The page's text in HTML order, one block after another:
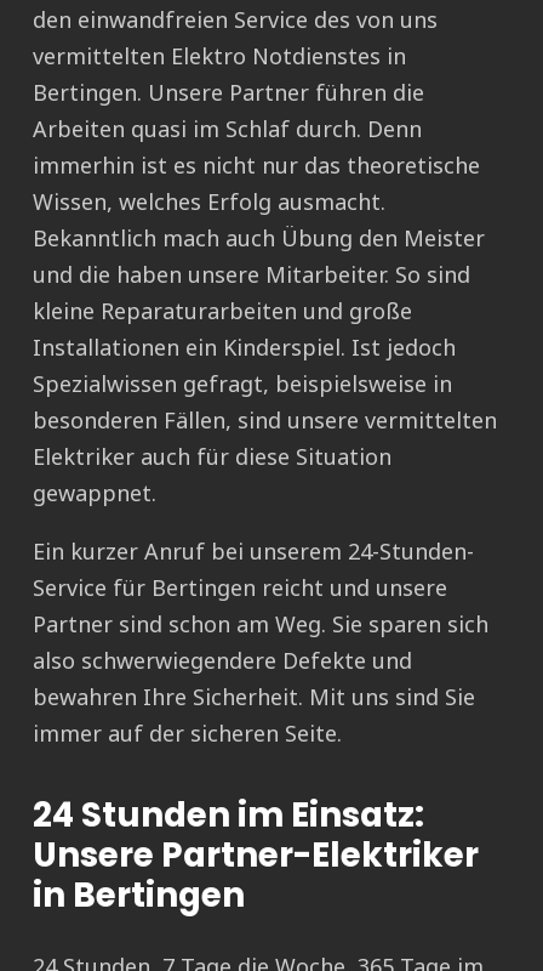
den einwandfreien Service des von uns
vermittelten Elektro Notdienstes in
Bertingen. Unsere Partner führen die
Arbeiten quasi im Schlaf durch. Denn
immerhin ist es nicht nur das theoretische
Wissen, welches Erfolg ausmacht.
Bekanntlich mach auch Übung den Meister
und die haben unsere Mitarbeiter. So sind
kleine Reparaturarbeiten und große
Installationen ein Kinderspiel. Ist jedoch
Spezialwissen gefragt, beispielsweise in
besonderen Fällen, sind unsere vermittelten
Elektriker auch für diese Situation
gewappnet.
Ein kurzer Anruf bei unserem 24-Stunden-
Service für Bertingen reicht und unsere
Partner sind schon am Weg. Sie sparen sich
also schwerwiegendere Defekte und
bewahren Ihre Sicherheit. Mit uns sind Sie
immer auf der sicheren Seite.
24 Stunden im Einsatz:
Unsere Partner-Elektriker
in Bertingen